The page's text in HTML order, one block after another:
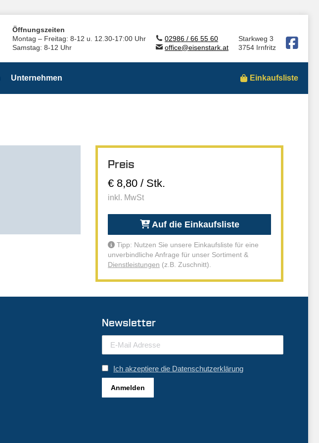
Öffnungszeiten
Montag – Freitag: 8-12 u. 12.30-17:00 Uhr
Samstag: 8-12 Uhr
02986 / 66 55 60
office@eisenstark.at
Starkweg 3
3754 Irnfritz
Unternehmen Einkaufsliste
Preis
€ 8,80 / Stk.
inkl. MwSt
Auf die Einkaufsliste
Tipp: Nutzen Sie unsere Einkaufsliste für eine
unverbindliche Anfrage für unser Sortiment &
Dienstleistungen (z.B. Zuschnitt).
Newsletter
Ich akzeptiere die Datenschutzerklärung